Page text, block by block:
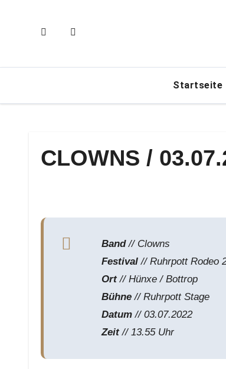
Startseite
CLOWNS /
Band// Clowns
Festival // Ruhrpott Rodeo
Ort// Hünxe / Bottrop
Bühne // Ruhrpott Stage
Datum // 03.07.2022
Zeit// 13.55 Uhr